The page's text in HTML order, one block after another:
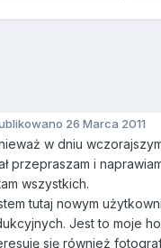
26 Marca 2011
w dniu
przepraszam i
wszystkich.
tutaj nowym
Jest to moje
się również